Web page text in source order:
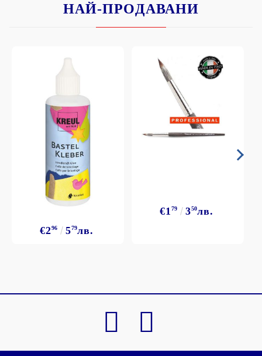
НАЙ-ПРОДАВАНИ
€296 579лв.
€1 79 350лв.